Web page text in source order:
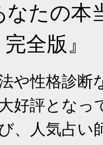
たの本
全版』
や性格診断
好評となっ
、人気占い